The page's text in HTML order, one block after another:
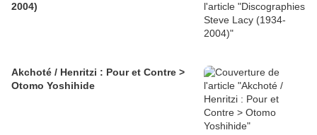
2004)
Akchoté / Henritzi : Pour et Contre >
Otomo Yoshihide